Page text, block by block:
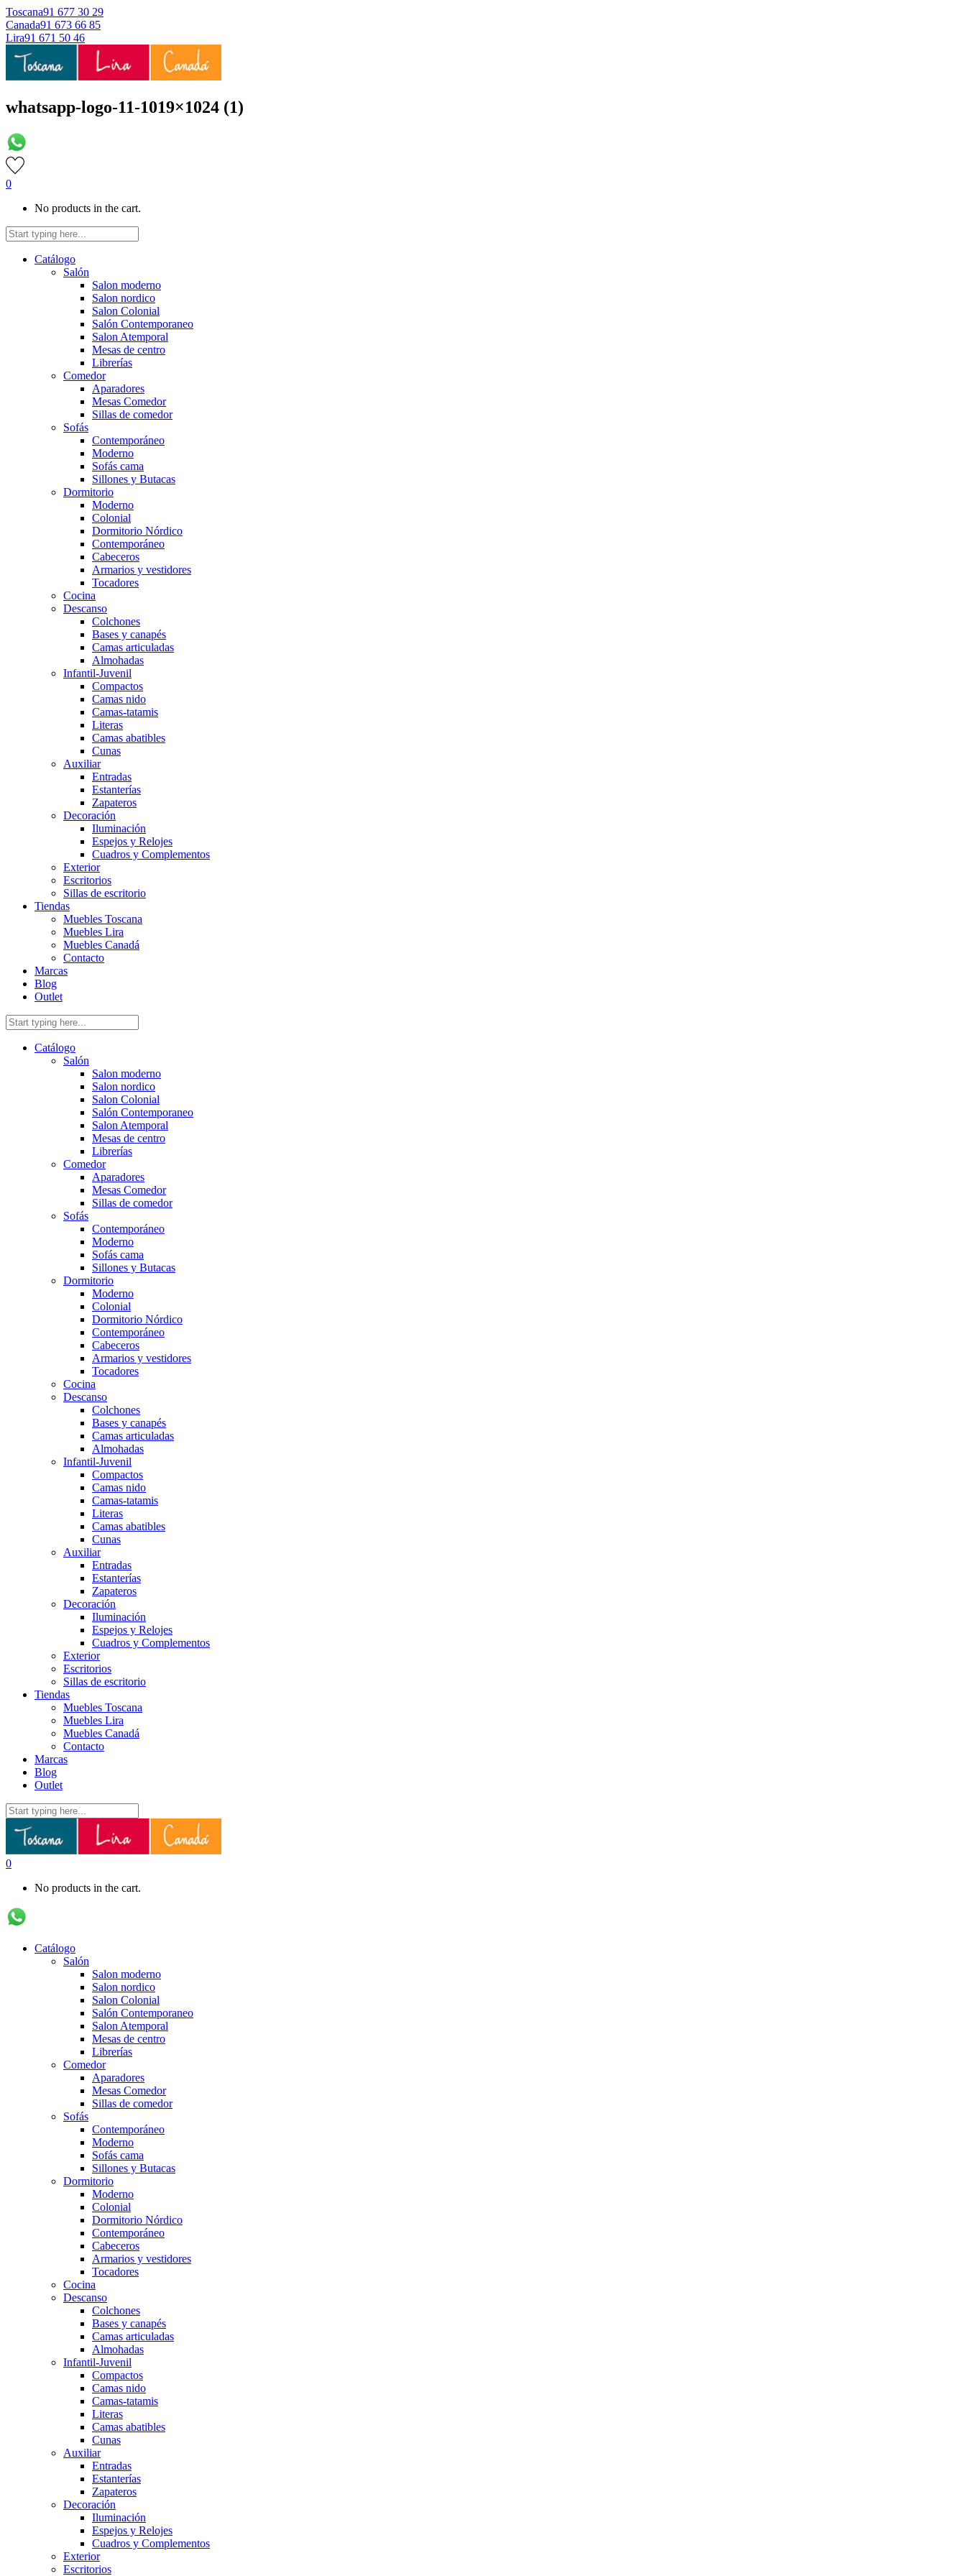
Toscana91 677 30 29
Canada91 673 66 85
Lira91 671 50 46
whatsapp-logo-11-1019×1024 (1)
0
No products in the cart.
Catálogo
Salón
Salon moderno
Salon nordico
Salon Colonial
Salón Contemporaneo
Salon Atemporal
Mesas de centro
Librerías
Comedor
Aparadores
Mesas Comedor
Sillas de comedor
Sofás
Contemporáneo
Moderno
Sofás cama
Sillones y Butacas
Dormitorio
Moderno
Colonial
Dormitorio Nórdico
Contemporáneo
Cabeceros
Armarios y vestidores
Tocadores
Cocina
Descanso
Colchones
Bases y canapés
Camas articuladas
Almohadas
Infantil-Juvenil
Compactos
Camas nido
Camas-tatamis
Literas
Camas abatibles
Cunas
Auxiliar
Entradas
Estanterías
Zapateros
Decoración
Iluminación
Espejos y Relojes
Cuadros y Complementos
Exterior
Escritorios
Sillas de escritorio
Tiendas
Muebles Toscana
Muebles Lira
Muebles Canadá
Contacto
Marcas
Blog
Outlet
Catálogo
Salón
Salon moderno
Salon nordico
Salon Colonial
Salón Contemporaneo
Salon Atemporal
Mesas de centro
Librerías
Comedor
Aparadores
Mesas Comedor
Sillas de comedor
Sofás
Contemporáneo
Moderno
Sofás cama
Sillones y Butacas
Dormitorio
Moderno
Colonial
Dormitorio Nórdico
Contemporáneo
Cabeceros
Armarios y vestidores
Tocadores
Cocina
Descanso
Colchones
Bases y canapés
Camas articuladas
Almohadas
Infantil-Juvenil
Compactos
Camas nido
Camas-tatamis
Literas
Camas abatibles
Cunas
Auxiliar
Entradas
Estanterías
Zapateros
Decoración
Iluminación
Espejos y Relojes
Cuadros y Complementos
Exterior
Escritorios
Sillas de escritorio
Tiendas
Muebles Toscana
Muebles Lira
Muebles Canadá
Contacto
Marcas
Blog
Outlet
0
No products in the cart.
Catálogo
Salón
Salon moderno
Salon nordico
Salon Colonial
Salón Contemporaneo
Salon Atemporal
Mesas de centro
Librerías
Comedor
Aparadores
Mesas Comedor
Sillas de comedor
Sofás
Contemporáneo
Moderno
Sofás cama
Sillones y Butacas
Dormitorio
Moderno
Colonial
Dormitorio Nórdico
Contemporáneo
Cabeceros
Armarios y vestidores
Tocadores
Cocina
Descanso
Colchones
Bases y canapés
Camas articuladas
Almohadas
Infantil-Juvenil
Compactos
Camas nido
Camas-tatamis
Literas
Camas abatibles
Cunas
Auxiliar
Entradas
Estanterías
Zapateros
Decoración
Iluminación
Espejos y Relojes
Cuadros y Complementos
Exterior
Escritorios